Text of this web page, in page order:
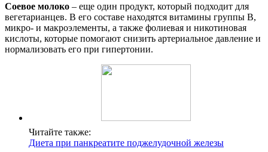
Соевое молоко – еще один продукт, который подходит для
вегетарианцев. В его составе находятся витамины группы B,
микро- и макроэлементы, а также фолиевая и никотиновая
кислоты, которые помогают снизить артериальное давление и
нормализовать его при гипертонии.
Читайте также:
Диета при панкреатите поджелудочной железы